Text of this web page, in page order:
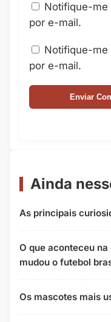
Notifique-me
por e-mail.
Notifique-me
por e-mail.
Ainda
As principais
O que aconteceu
mudou o futebol
Os mascotes mais